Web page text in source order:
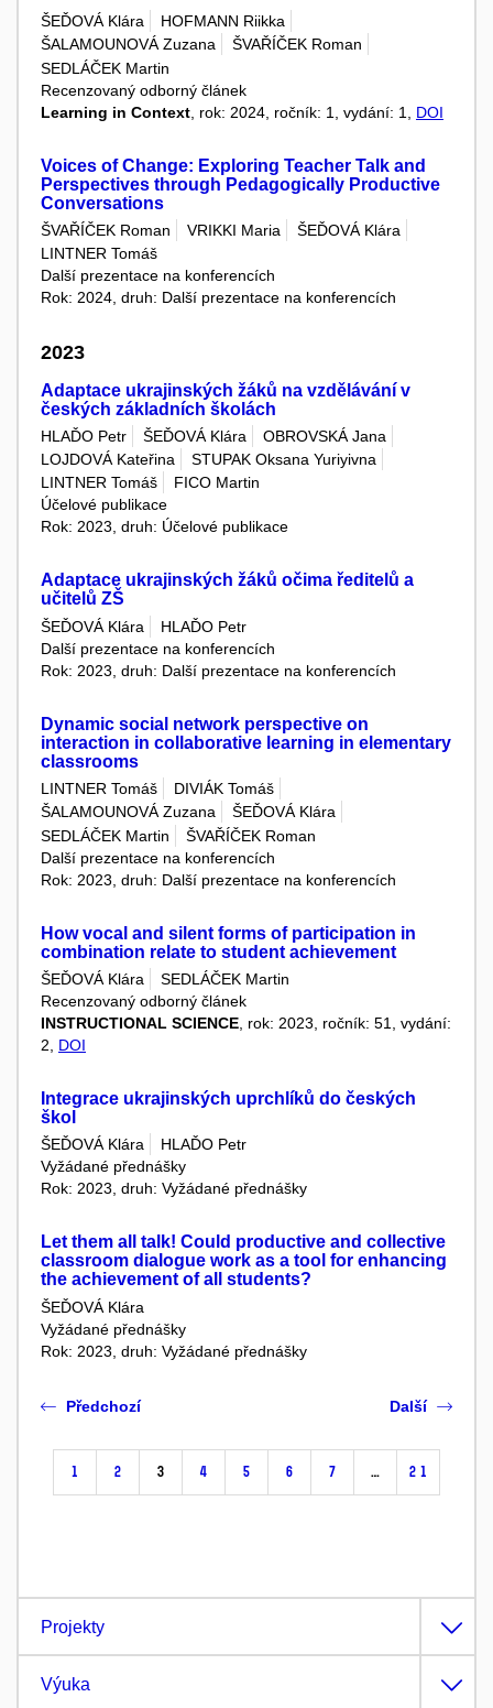
ŠEĎOVÁ Klára
HOFMANN Riikka
ŠALAMOUNOVÁ Zuzana
ŠVAŘÍČEK Roman
SEDLÁČEK Martin
Recenzovaný odborný článek
Learning in Context , rok: 2024, ročník: 1, vydání: 1, DOI
Voices of Change: Exploring Teacher Talk and
Perspectives through Pedagogically Productive
Conversations
ŠVAŘÍČEK Roman VRIKKI Maria
ŠEĎOVÁ Klára
LINTNER Tomáš
Další prezentace na konferencích
Rok: 2024, druh: Další prezentace na konferencích
2023
Adaptace ukrajinských žáků na vzdělávání v
českých základních školách
HLAĎO Petr ŠEĎOVÁ Klára
OBROVSKÁ Jana
LOJDOVÁ Kateřina
STUPAK Oksana Yuriyivna
LINTNER Tomáš
FICO Martin
Účelové publikace
Rok: 2023, druh: Účelové publikace
Adaptace ukrajinských žáků očima ředitelů a
učitelů ZŠ
ŠEĎOVÁ Klára
HLAĎO Petr
Další prezentace na konferencích
Rok: 2023, druh: Další prezentace na konferencích
Dynamic social network perspective on
interaction in collaborative learning in elementary
classrooms
LINTNER Tomáš
DIVIÁK Tomáš
ŠALAMOUNOVÁ Zuzana
ŠEĎOVÁ Klára
SEDLÁČEK Martin
ŠVAŘÍČEK Roman
Další prezentace na konferencích
Rok: 2023, druh: Další prezentace na konferencích
How vocal and silent forms of participation in
combination relate to student achievement
ŠEĎOVÁ Klára
SEDLÁČEK Martin
Recenzovaný odborný článek
INSTRUCTIONAL SCIENCE , rok: 2023, ročník: 51, vydání:
2, DOI
Integrace ukrajinských uprchlíků do českých
škol
ŠEĎOVÁ Klára
HLAĎO Petr
Vyžádané přednášky
Rok: 2023, druh: Vyžádané přednášky
Let them all talk! Could productive and collective
classroom dialogue work as a tool for enhancing
the achievement of all students?
ŠEĎOVÁ Klára
Vyžádané přednášky
Rok: 2023, druh: Vyžádané přednášky
Předchozí
1 2 3 4 5 6 7 … 21
Další
Projekty
Výuka